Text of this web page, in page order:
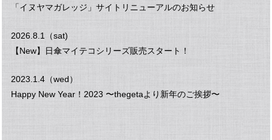
「イヌヤマガレッジ」サイトリニューアルのお知らせ
2026.8.1（sat)
【New】日傘マイテコシリーズ販売スタート！
2023.1.4（wed）
Happy New Year！2023 〜thegetaより新年のご挨拶〜